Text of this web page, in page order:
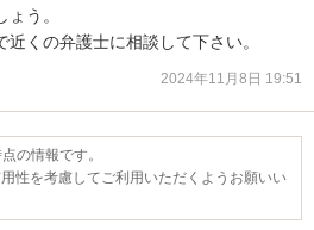
う。
くの弁護士に相談して下さい。
2024年11月8日 19:51
の情報です。
性を考慮してご利用いただくようお願いい